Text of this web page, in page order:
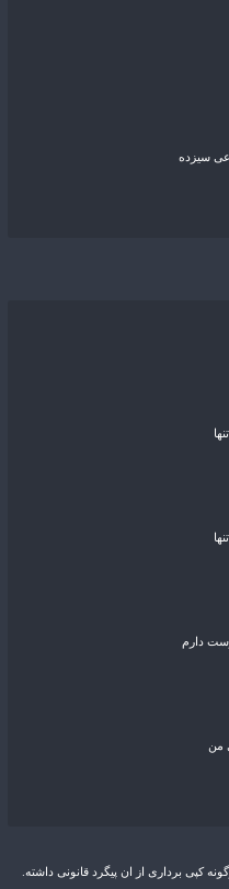
سیزده
دارم
من
کپی برداری از ان پیگرد قانونی داشته.